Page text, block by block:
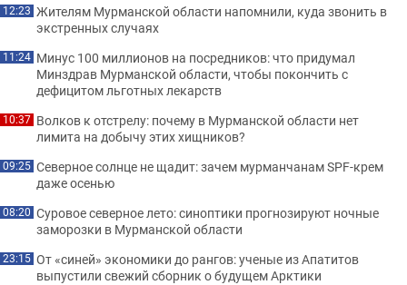
12:23 Жителям Мурманской области напомнили, куда звонить в
экстренных случаях
11:24 Минус 100 миллионов на посредников: что придумал
Минздрав Мурманской области, чтобы покончить с
дефицитом льготных лекарств
10:37 Волков к отстрелу: почему в Мурманской области нет
лимита на добычу этих хищников?
09:25 Северное солнце не щадит: зачем мурманчанам SPF-крем
даже осенью
08:20 Суровое северное лето: синоптики прогнозируют ночные
заморозки в Мурманской области
23:15 От «синей» экономики до рангов: ученые из Апатитов
выпустили свежий сборник о будущем Арктики